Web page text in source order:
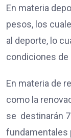
En materia
pesos, los
al deporte, lo
condiciones de
En materia de
como la
se destinarán
fundamentales